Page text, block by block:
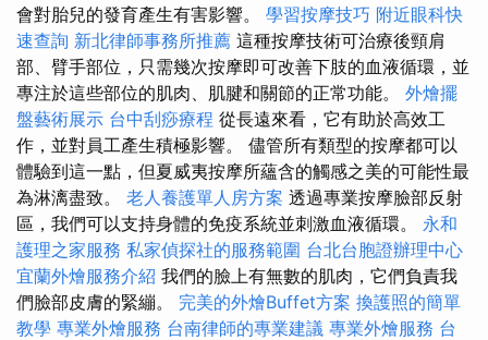
會對胎兒的發育產生有害影響。 學習按摩技巧 附近眼科快
速查詢 新北律師事務所推薦 這種按摩技術可治療後頸肩
部、臂手部位，只需幾次按摩即可改善下肢的血液循環，並
專注於這些部位的肌肉、肌腱和關節的正常功能。 外燴擺
盤藝術展示 台中刮痧療程 從長遠來看，它有助於高效工
作，並對員工產生積極影響。 儘管所有類型的按摩都可以
體驗到這一點，但夏威夷按摩所蘊含的觸感之美的可能性最
為淋漓盡致。 老人養護單人房方案 透過專業按摩臉部反射
區，我們可以支持身體的免疫系統並刺激血液循環。 永和
護理之家服務 私家偵探社的服務範圍 台北台胞證辦理中心
宜蘭外燴服務介紹 我們的臉上有無數的肌肉，它們負責我
們臉部皮膚的緊繃。 完美的外燴Buffet方案 換護照的簡單
教學 專業外燴服務 台南律師的專業建議 專業外燴服務 台